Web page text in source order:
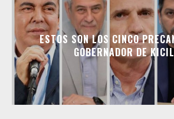
ESTOS SON LOS CINCO
GOBERNADOR DE